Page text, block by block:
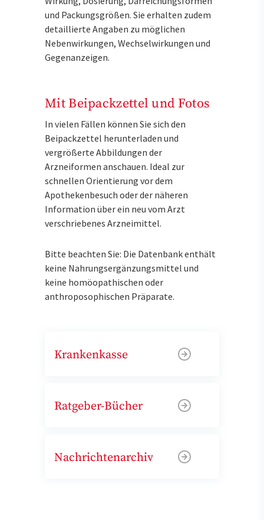
und Packungsgrößen. Sie erhalten zudem
detaillierte Angaben zu möglichen
Nebenwirkungen, Wechselwirkungen und
Gegenanzeigen.
Mit Beipackzettel und Fotos
In vielen Fällen können Sie sich den
Beipackzettel herunterladen und
vergrößerte Abbildungen der
Arzneiformen anschauen. Ideal zur
schnellen Orientierung vor dem
Apothekenbesuch oder der näheren
Information über ein neu vom Arzt
verschriebenes Arzneimittel.
Bitte beachten Sie: Die Datenbank enthält
keine Nahrungsergänzungsmittel und
keine homöopathischen oder
anthroposophischen Präparate.
Krankenkasse
Ratgeber-Bücher
Nachrichtenarchiv